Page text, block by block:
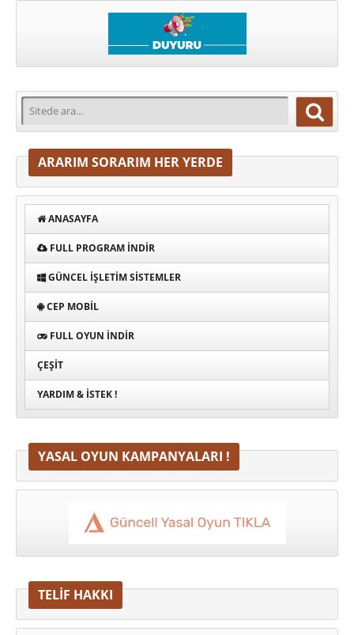
ARARIM SORARIM HER YERDE
ANASAYFA
FULL PROGRAM INDIR
GÜNCEL İŞLETIM SISTEMLER
CEP MOBIL
FULL OYUN İNDIR
ÇEŞIT
YARDIM & İSTEK !
YASAL OYUN KAMPANYALARI !
TELİF HAKKI